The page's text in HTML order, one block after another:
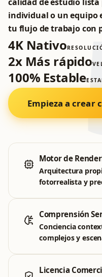
individual o un equipo
tu flujo de trabajo con
4K Nativo
2x Más rápido
100% Estable
Empieza a crear
Motor de
Arquitectura
fotorrealista y
Comprensión
Conciencia
complejos y
Licencia